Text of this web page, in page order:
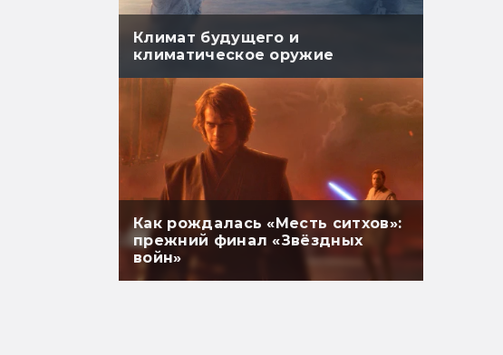
Климат будущего и
климатическое оружие
Как рождалась «Месть ситхов»:
прежний финал «Звёздных
войн»